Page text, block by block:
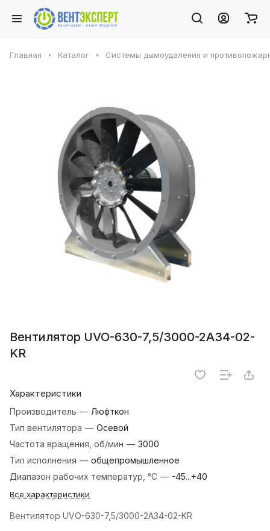
Главная Каталог Системы дымоудаления и
Вентилятор UVO-630-7,5/3000-2А34-02-
KR
Характеристики
Производитель — Люфткон
Тип вентилятора — Осевой
Частота вращения, об/мин — 3000
Тип исполнения — общепромышленное
Диапазон рабочих температур, °С — -45...+40
Все характеристики
Вентилятор UVO-630-7,5/3000-2А34-02-KR